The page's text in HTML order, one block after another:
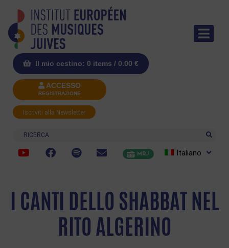
Il mio cestino: 0 items / 0.00 €
ACCESSO
REGISTRAZIONE
Iscriviti alla Newsletter
Ricerca
MRJ Italiano
I CANTI DELLO SHABBAT NEL
RITO ALGERINO